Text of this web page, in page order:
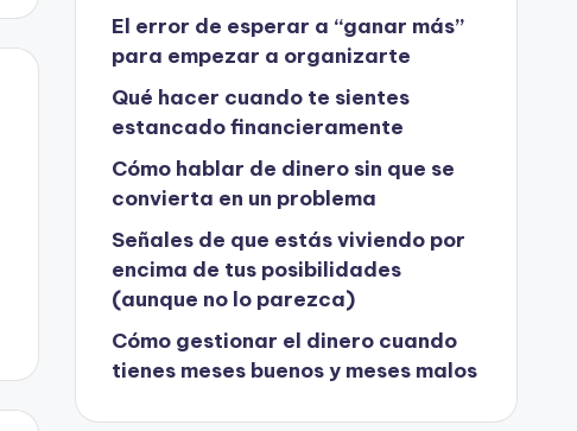
El error de esperar a “ganar más”
para empezar a organizarte
Qué hacer cuando te sientes
estancado financieramente
Cómo hablar de dinero sin que se
convierta en un problema
Señales de que estás viviendo por
encima de tus posibilidades
(aunque no lo parezca)
Cómo gestionar el dinero cuando
tienes meses buenos y meses malos